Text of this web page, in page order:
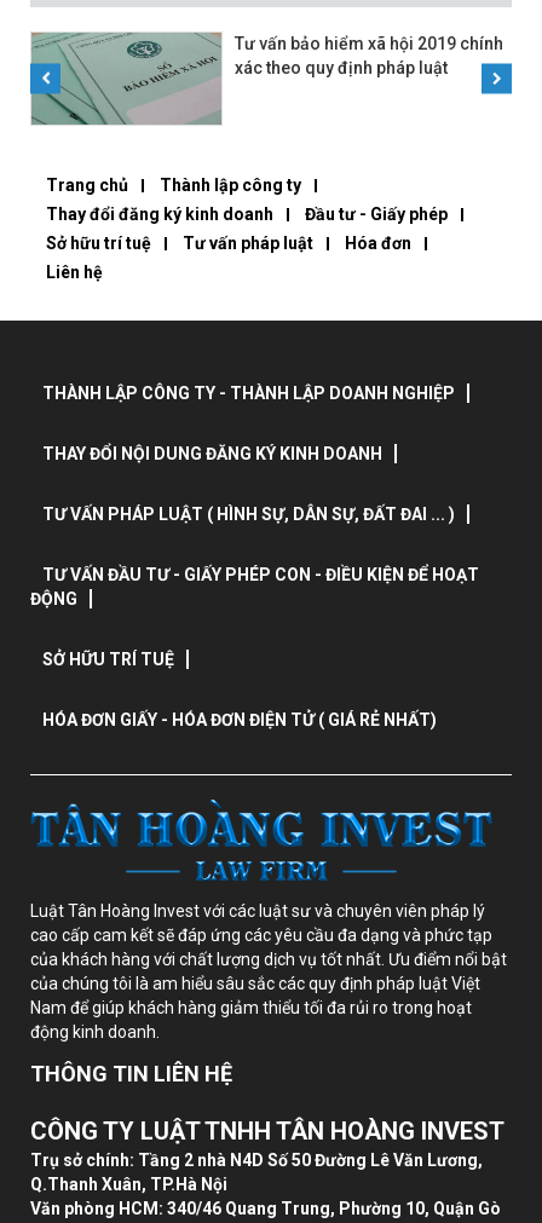
Tư vấn bảo hiểm xã hội 2019 chính
xác theo quy định pháp luật
Trang chủ
Thành lập công ty
Thay đổi đăng ký kinh doanh
Đầu tư - Giấy phép
Sở hữu trí tuệ
Tư vấn pháp luật
Hóa đơn
Liên hệ
THÀNH LẬP CÔNG TY - THÀNH LẬP DOANH NGHIỆP
THAY ĐỔI NỘI DUNG ĐĂNG KÝ KINH DOANH
TƯ VẤN PHÁP LUẬT ( HÌNH SỰ, DÂN SỰ, ĐẤT ĐAI ... )
TƯ VẤN ĐẦU TƯ - GIẤY PHÉP CON - ĐIỀU KIỆN ĐỂ HOẠT
ĐỘNG
SỞ HỮU TRÍ TUỆ
HÓA ĐƠN GIẤY - HÓA ĐƠN ĐIỆN TỬ ( GIÁ RẺ NHẤT)
Luật Tân Hoàng Invest với các luật sư và chuyên viên pháp lý
cao cấp cam kết sẽ đáp ứng các yêu cầu đa dạng và phức tạp
của khách hàng với chất lượng dịch vụ tốt nhất. Ưu điểm nổi bật
của chúng tôi là am hiểu sâu sắc các quy định pháp luật Việt
Nam để giúp khách hàng giảm thiểu tối đa rủi ro trong hoạt
động kinh doanh.
THÔNG TIN LIÊN HỆ
CÔNG TY LUẬT TNHH TÂN HOÀNG INVEST
Trụ sở chính: Tầng 2 nhà N4D Số 50 Đường Lê Văn Lương,
Q.Thanh Xuân, TP.Hà Nội
Văn phòng HCM: 340/46 Quang Trung, Phường 10, Quận Gò